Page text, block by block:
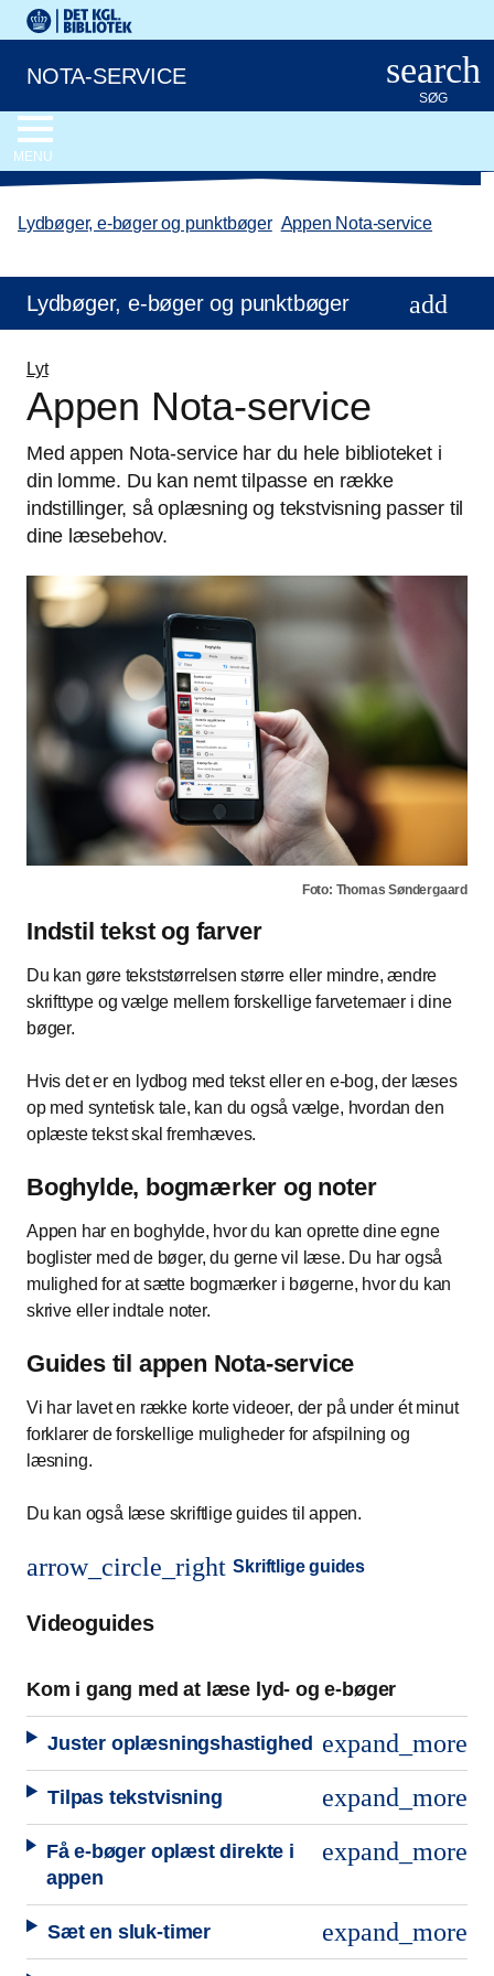
Gå til hovedindholdet
Det Kongelige Biblioteks logo. Gå til Det Kongelige
NOTA-SERVICE search
SØG
MENU
Lydbøger, e-bøger og punktbøger/ Appen Nota-service
Lydbøger, e-bøger og punktbøger
Lyt
Appen Nota-service
Med appen Nota-service har du hele biblioteket i
din lomme. Du kan nemt tilpasse en række
indstillinger, så oplæsning og tekstvisning passer til
dine læsebehov.
Foto: Thomas Søndergaard
Indstil tekst og farver
Du kan gøre tekststørrelsen større eller mindre, ændre
skrifttype og vælge mellem forskellige farvetemaer i dine
bøger.
Hvis det er en lydbog med tekst eller en e-bog, der læses
op med syntetisk tale, kan du også vælge, hvordan den
oplæste tekst skal fremhæves.
Boghylde, bogmærker og noter
Appen har en boghylde, hvor du kan oprette dine egne
boglister med de bøger, du gerne vil læse. Du har også
mulighed for at sætte bogmærker i bøgerne, hvor du kan
skrive eller indtale noter.
Guides til appen Nota-service
Vi har lavet en række korte videoer, der på under ét minut
forklarer de forskellige muligheder for afspilning og
læsning.
Du kan også læse skriftlige guides til appen.
arrow_circle_right Skriftlige guides
Videoguides
Kom i gang med at læse lyd- og e-bøger
Juster oplæsningshastighed expand_more
Tilpas tekstvisning expand_more
Få e-bøger oplæst direkte i
appen
expand_more
Sæt en sluk-timer expand_more